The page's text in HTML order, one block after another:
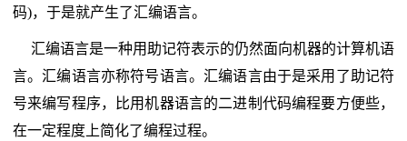
码)，于是就产生了汇编语言。
汇编语言是一种用助记符表示的仍然面向机器的计算机语
言。汇编语言亦称符号语言。汇编语言由于是采用了助记符
号来编写程序，比用机器语言的二进制代码编程要方便些，
在一定程度上简化了编程过程。